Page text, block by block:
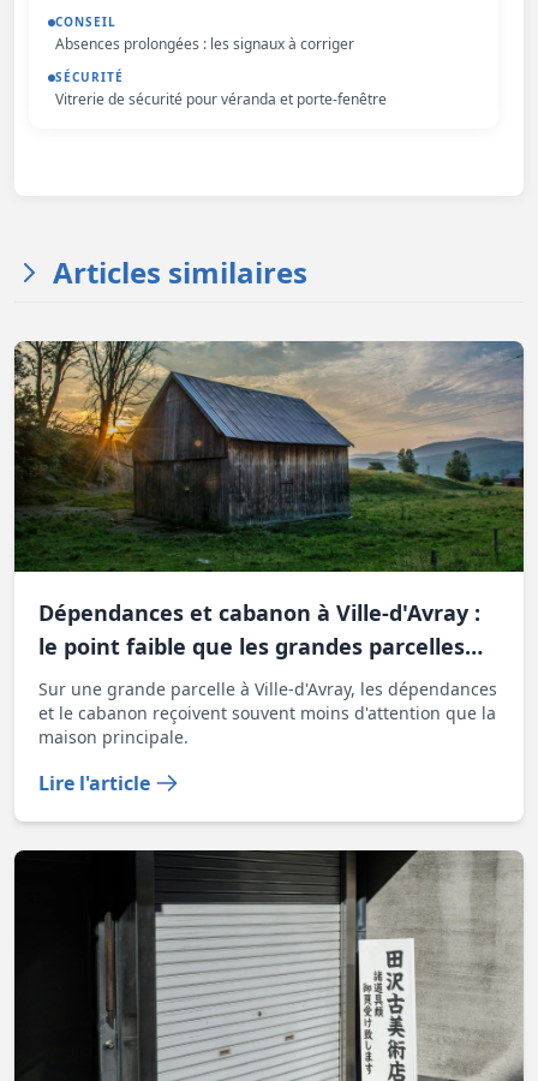
CONSEIL
Absences prolongées : les signaux à corriger
SÉCURITÉ
Vitrerie de sécurité pour véranda et porte-fenêtre
Articles similaires
Dépendances et cabanon à Ville-d'Avray :
le point faible que les grandes parcelles
négligent souvent
Sur une grande parcelle à Ville-d'Avray, les dépendances
et le cabanon reçoivent souvent moins d'attention que la
maison principale.
Lire l'article